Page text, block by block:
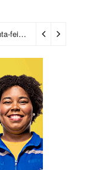
Casa do Benin será reaberta nesta quinta-feira (6) 1 dia ago